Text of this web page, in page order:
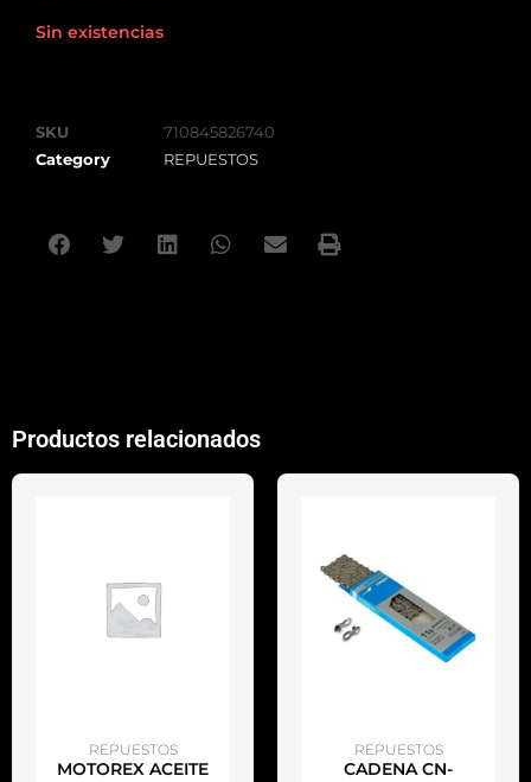
Sin existencias
SKU
710845826740
Category
REPUESTOS
Productos relacionados
AÑADIR AL CARRITO
REPUESTOS
MOTOREX ACEITE
AÑADIR AL CARRITO
REPUESTOS
CADENA CN-